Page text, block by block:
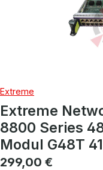
Extreme
Extreme
8800 Series
Modul G48T
Regulärer Preis:
299,00 €